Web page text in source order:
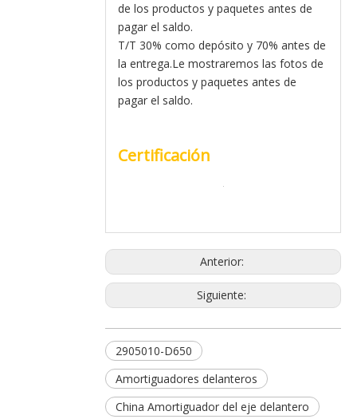
de los productos y paquetes antes de
pagar el saldo.
T/T 30% como depósito y 70% antes de
la entrega.Le mostraremos las fotos de
los productos y paquetes antes de
pagar el saldo.
Certificación
Anterior:
Siguiente:
2905010-D650
Amortiguadores delanteros
China Amortiguador del eje delantero